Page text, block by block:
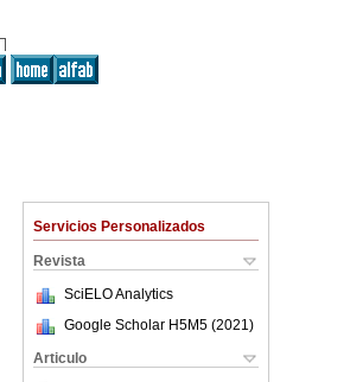
Servicios Personalizados
Revista
SciELO Analytics
Google Scholar H5M5 (2021 )
Articulo